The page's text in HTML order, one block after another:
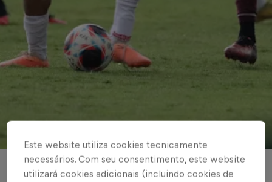
BASE MASCULINA
Este website utiliza cookies tecnicamente
necessários. Com seu consentimento, este website
utilizará cookies adicionais (incluindo cookies de